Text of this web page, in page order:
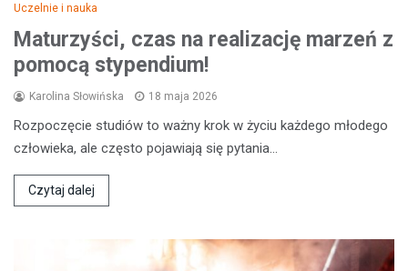
Uczelnie i nauka
Maturzyści, czas na realizację marzeń z
pomocą stypendium!
Karolina Słowińska 18 maja 2026
Rozpoczęcie studiów to ważny krok w życiu każdego młodego
człowieka, ale często pojawiają się pytania…
Czytaj dalej